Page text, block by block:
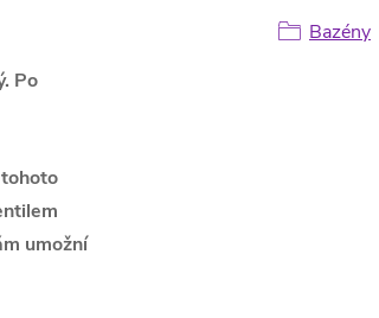
Po
umožní
Bazény